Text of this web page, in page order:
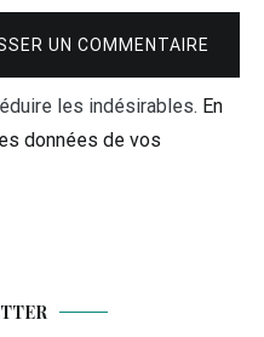
UN COMMENTAIRE
les indésirables. En
données de vos